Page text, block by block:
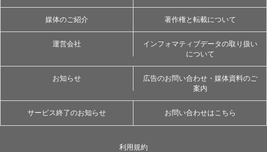
媒体のご紹介 著作権と転載について
運営会社
インフォマティブデータの取り扱い
について
お知らせ
広告のお問い合わせ・媒体資料のご
案内
サービス終了のお知らせ お問い合わせはこちら
利用規約